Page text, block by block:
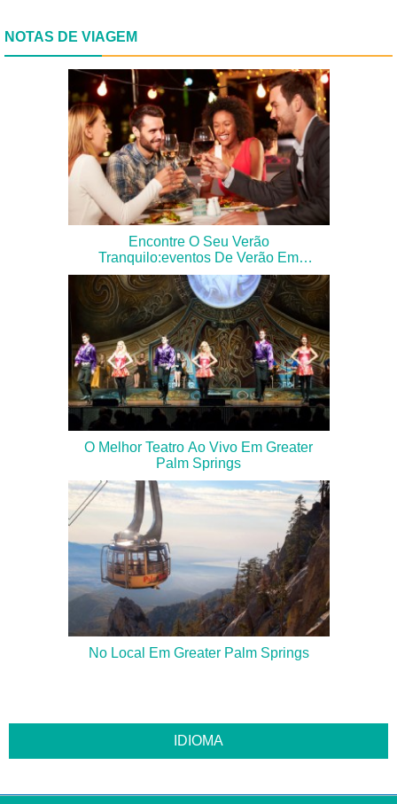
NOTAS DE VIAGEM
Encontre O Seu Verão
Tranquilo:eventos De Verão Em
Greater Palm Springs
O Melhor Teatro Ao Vivo Em Greater
Palm Springs
No Local Em Greater Palm Springs